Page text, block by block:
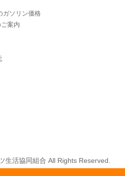
ガソリン価格
案内
生活協同組合 All Rights Reserved.